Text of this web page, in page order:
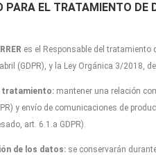
PARA EL TRATAMIENTO DE
es el Responsable del
(GDPR), y la Ley Orgánica 3/2018,
tratamiento: mantener una relación
y envío de comunicaciones de
art. 6.1.a GDPR).
de los datos: se conservarán